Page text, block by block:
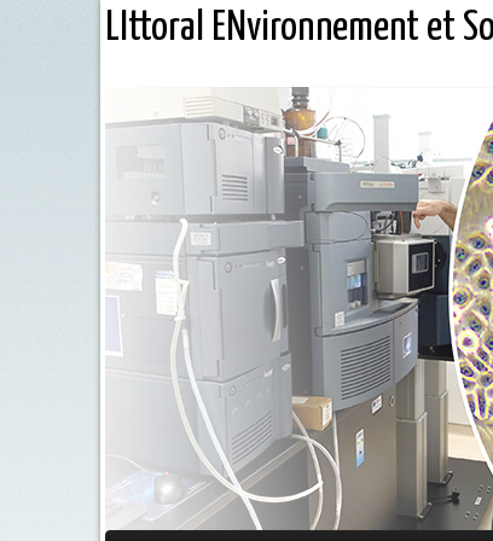
LIttoral ENvironnement et